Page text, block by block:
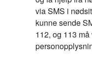
via SMS i
kunne sende
112, og 113